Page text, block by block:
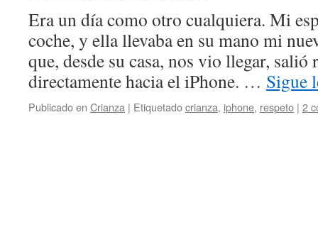
Era un día como otro cualquiera. Mi
coche, y ella llevaba en su mano mi
que, desde su casa, nos vio llegar,
directamente hacia el iPhone. … Sigue
Publicado en Crianza | Etiquetadocrianza, iphone, respeto | 2